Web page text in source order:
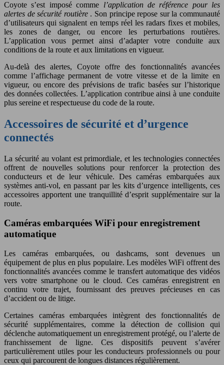
Coyote s’est imposé comme l’application de référence pour les
alertes de sécurité routière . Son principe repose sur la communauté
d’utilisateurs qui signalent en temps réel les radars fixes et mobiles,
les zones de danger, ou encore les perturbations routières.
L’application vous permet ainsi d’adapter votre conduite aux
conditions de la route et aux limitations en vigueur.
Au-delà des alertes, Coyote offre des fonctionnalités avancées
comme l’affichage permanent de votre vitesse et de la limite en
vigueur, ou encore des prévisions de trafic basées sur l’historique
des données collectées. L’application contribue ainsi à une conduite
plus sereine et respectueuse du code de la route.
Accessoires de sécurité et d’urgence
connectés
La sécurité au volant est primordiale, et les technologies connectées
offrent de nouvelles solutions pour renforcer la protection des
conducteurs et de leur véhicule. Des caméras embarquées aux
systèmes anti-vol, en passant par les kits d’urgence intelligents, ces
accessoires apportent une tranquillité d’esprit supplémentaire sur la
route.
Caméras embarquées WiFi pour enregistrement
automatique
Les caméras embarquées, ou dashcams, sont devenues un
équipement de plus en plus populaire. Les modèles WiFi offrent des
fonctionnalités avancées comme le transfert automatique des vidéos
vers votre smartphone ou le cloud. Ces caméras enregistrent en
continu votre trajet, fournissant des preuves précieuses en cas
d’accident ou de litige.
Certaines caméras embarquées intègrent des fonctionnalités de
sécurité supplémentaires, comme la détection de collision qui
déclenche automatiquement un enregistrement protégé, ou l’alerte de
franchissement de ligne. Ces dispositifs peuvent s’avérer
particulièrement utiles pour les conducteurs professionnels ou pour
ceux qui parcourent de longues distances régulièrement.